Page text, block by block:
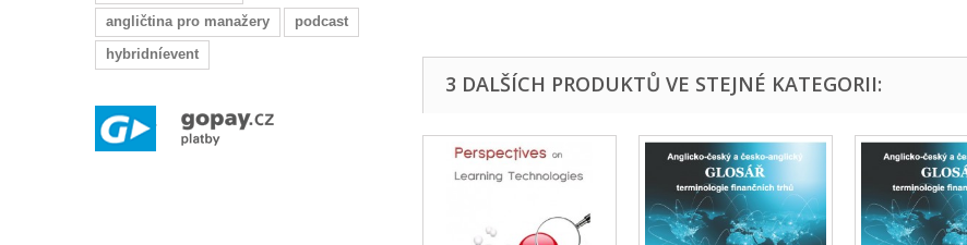
angličtina pro manažery
podcast
hybridníevent
3 DALŠÍCH PRODUKTŮ VE STEJNÉ KATEGORII: